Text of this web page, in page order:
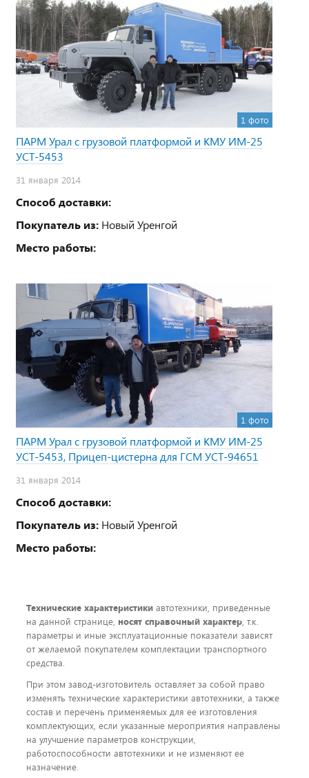
1 фото
ПАРМ Урал с грузовой платформой и КМУ ИМ-25
УСТ-5453
31 января 2014
Способ доставки:
Покупатель из: Новый Уренгой
Место работы:
1 фото
ПАРМ Урал с грузовой платформой и КМУ ИМ-25
УСТ-5453, Прицеп-цистерна для ГСМ УСТ-94651
31 января 2014
Способ доставки:
Покупатель из: Новый Уренгой
Место работы:
Технические характеристики автотехники, приведенные
на данной странице, носят справочный характер, т.к.
параметры и иные эксплуатационные показатели зависят
от желаемой покупателем комплектации транспортного
средства.
При этом завод-изготовитель оставляет за собой право
изменять технические характеристики автотехники, а также
состав и перечень применяемых для ее изготовления
комплектующих, если указанные мероприятия направлены
на улучшение параметров конструкции,
работоспособности автотехники и не изменяют ее
назначение.